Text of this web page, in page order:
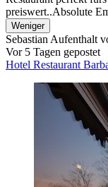
preiswert..Absolute
Weniger
Sebastian Aufenthalt
Vor 5 Tagen gepostet
Hotel Restaurant